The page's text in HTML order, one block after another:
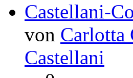
Castellani-
von Carlotta
Castellani